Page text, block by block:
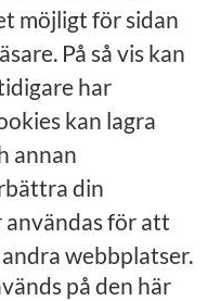
möjligt för sidan
På så vis kan
har
kan lagra
annan
din
användas för att
webbplatser.
på den här